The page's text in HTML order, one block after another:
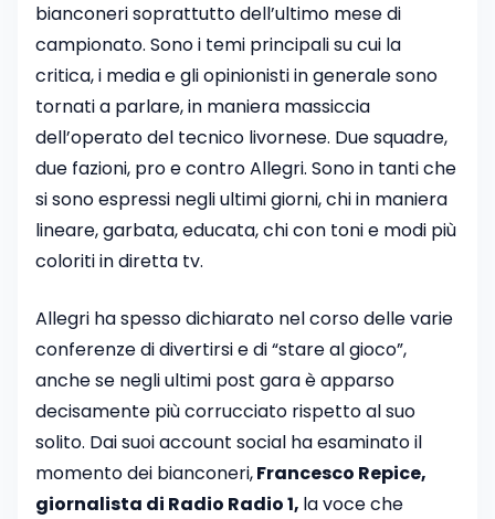
bianconeri soprattutto dell’ultimo mese di
campionato. Sono i temi principali su cui la
critica, i media e gli opinionisti in generale sono
tornati a parlare, in maniera massiccia
dell’operato del tecnico livornese. Due squadre,
due fazioni, pro e contro Allegri. Sono in tanti che
si sono espressi negli ultimi giorni, chi in maniera
lineare, garbata, educata, chi con toni e modi più
coloriti in diretta tv.
Allegri ha spesso dichiarato nel corso delle varie
conferenze di divertirsi e di “stare al gioco”,
anche se negli ultimi post gara è apparso
decisamente più corrucciato rispetto al suo
solito. Dai suoi account social ha esaminato il
momento dei bianconeri,Francesco Repice,
giornalista di Radio Radio 1, la voce che